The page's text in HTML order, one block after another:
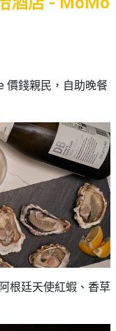
價錢親民，自助晚餐
根廷天使紅蝦、香草